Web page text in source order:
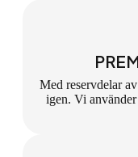
Med reservdelar
igen. Vi